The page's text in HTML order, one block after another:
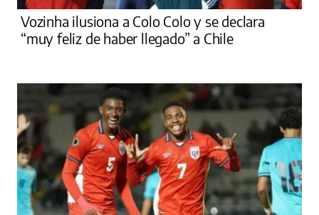
Vozinha ilusiona a Colo Colo y se declara
“muy feliz de haber llegado” a Chile